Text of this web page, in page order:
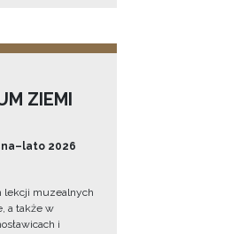
ZIEMI
2026
lekcji muzealnych
a także w
i